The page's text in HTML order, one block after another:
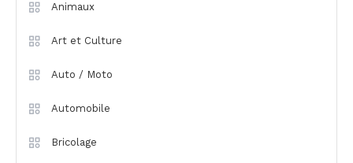
Animaux
Art et Culture
Auto / Moto
Automobile
Bricolage